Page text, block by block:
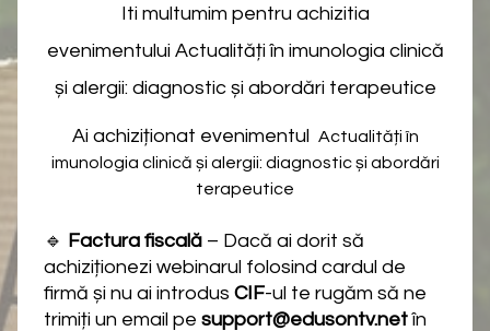
Iti multumim pentru achizitia
evenimentului Actualități în imunologia clinică
și alergii: diagnostic și abordări terapeutice
Ai achiziționat evenimentul Actualități în
imunologia clinică și alergii: diagnostic și abordări
terapeutice
🔹 Factura fiscală – Dacă ai dorit să
achiziționezi webinarul folosind cardul de
firmă și nu ai introdus CIF-ul te rugăm să ne
trimiți un email pe support@edusontv.netîn